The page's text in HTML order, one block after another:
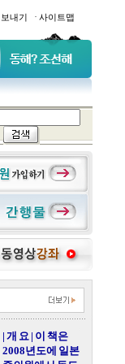
내기 · 사이트맵
| 개 요 | 이 책은
2008년도에 일본